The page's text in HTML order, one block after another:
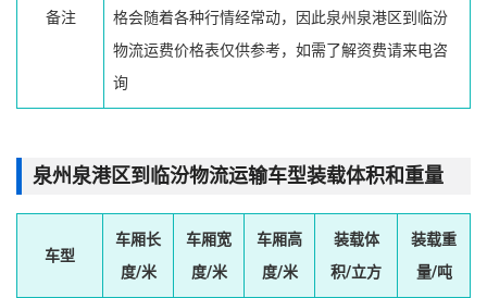
备注
格会随着各种行情经常动，因此泉州泉港区到临汾
物流运费价格表仅供参考，如需了解资费请来电咨
询
泉州泉港区到临汾物流运输车型装载体积和重量
车型
车厢长
度/米
车厢宽
度/米
车厢高
度/米
装载体
积/立方
装载重
量/吨